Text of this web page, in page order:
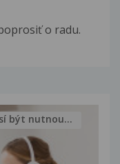
o radu.
být nutnou...